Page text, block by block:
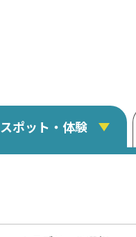
スポット・体験